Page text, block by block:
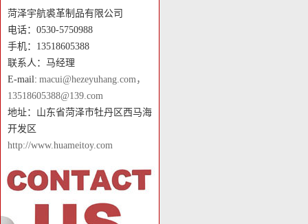
菏泽宇航裘革制品有限公司
电话：0530-5750988
手机：13518605388
联系人：马经理
E-mail: macui@hezeyuhang.com，
13518605388@139.com
地址：山东省菏泽市牡丹区西马海
开发区
http://www.huameitoy.com